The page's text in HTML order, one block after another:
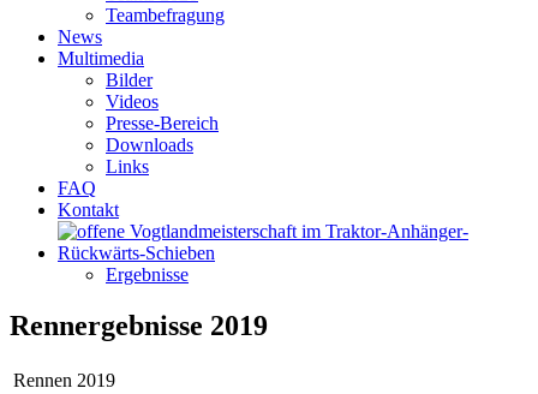
Teambefragung
News
Multimedia
Bilder
Videos
Presse-Bereich
Downloads
Links
FAQ
Kontakt
Ergebnisse
Rennergebnisse 2019
Rennen 2019